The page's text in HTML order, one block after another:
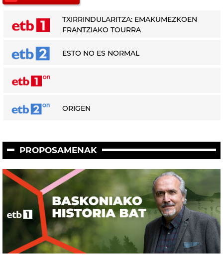
TXIRRINDULARITZA: EMAKUMEZKOEN
FRANTZIAKO TOURRA
ESTO NO ES NORMAL
ORIGEN
PROPOSAMENAK